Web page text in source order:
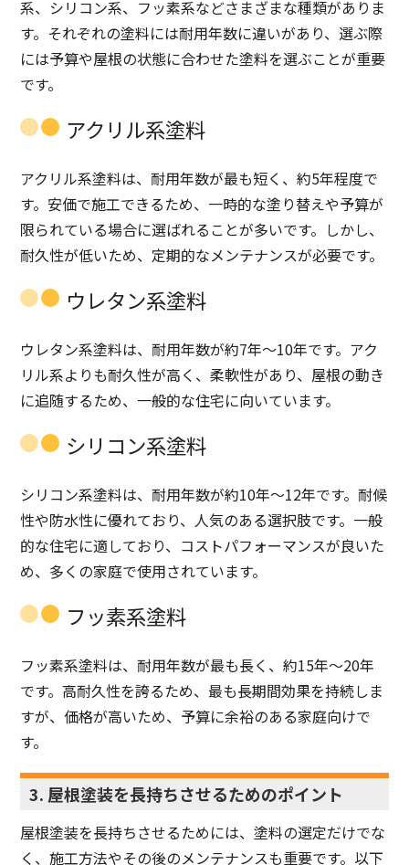
系、シリコン系、フッ素系などさまざまな種類がありま
す。それぞれの塗料には耐用年数に違いがあり、選ぶ際
には予算や屋根の状態に合わせた塗料を選ぶことが重要
です。
アクリル系塗料
アクリル系塗料は、耐用年数が最も短く、約5年程度で
す。安価で施工できるため、一時的な塗り替えや予算が
限られている場合に選ばれることが多いです。しかし、
耐久性が低いため、定期的なメンテナンスが必要です。
ウレタン系塗料
ウレタン系塗料は、耐用年数が約7年〜10年です。アク
リル系よりも耐久性が高く、柔軟性があり、屋根の動き
に追随するため、一般的な住宅に向いています。
シリコン系塗料
シリコン系塗料は、耐用年数が約10年〜12年です。耐候
性や防水性に優れており、人気のある選択肢です。一般
的な住宅に適しており、コストパフォーマンスが良いた
め、多くの家庭で使用されています。
フッ素系塗料
フッ素系塗料は、耐用年数が最も長く、約15年〜20年
です。高耐久性を誇るため、最も長期間効果を持続しま
すが、価格が高いため、予算に余裕のある家庭向けで
す。
3. 屋根塗装を長持ちさせるためのポイント
屋根塗装を長持ちさせるためには、塗料の選定だけでな
く、施工方法やその後のメンテナンスも重要です。以下